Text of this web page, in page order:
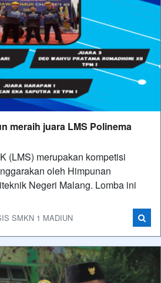
meraih juara LMS Polinema
(LMS) merupakan kompetisi
oleh Himpunan
Negeri Malang. Lomba ini
SMKN 1 MADIUN